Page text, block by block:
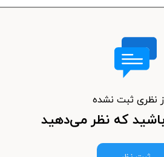
نظری ثبت نشده
که نظر می‌دهید